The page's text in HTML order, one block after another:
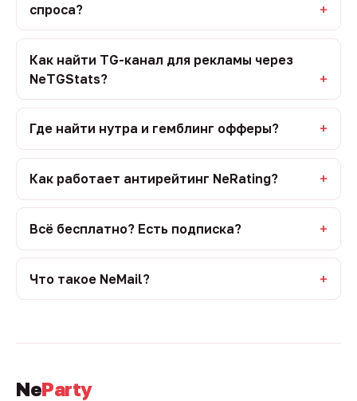
спроса?
Как найти TG-канал для рекламы через
NeTGStats?
Где найти нутра и гемблинг офферы?
Как работает антирейтинг NeRating?
Всё бесплатно? Есть подписка?
Что такое NeMail?
NeParty